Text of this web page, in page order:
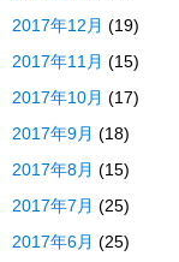
2017年12月 (19)
2017年11月 (15)
2017年10月 (17)
2017年9月 (18)
2017年8月 (15)
2017年7月 (25)
2017年6月 (25)